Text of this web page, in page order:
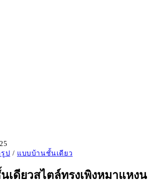
ป / แบบบ้านชั้นเดียว
เดียวสไตล์ทรงเพิงหมาแหงน